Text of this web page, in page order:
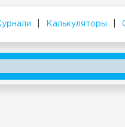
Калькуляторы